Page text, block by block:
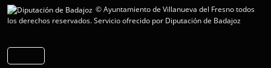
© Ayuntamiento de Villanueva del Fresno todos
los derechos reservados.Servicio ofrecido por Diputación de Badajoz